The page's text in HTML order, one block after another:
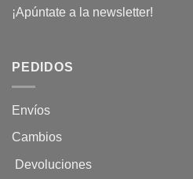
¡Apúntate a la newsletter!
PEDIDOS
Envíos
Cambios
Devoluciones